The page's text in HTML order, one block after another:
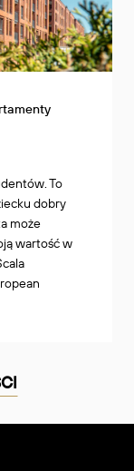
To
dobry
może
wartość w